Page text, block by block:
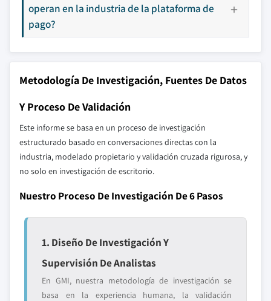
operan en la industria de la plataforma de
pago?
Metodología De Investigación, Fuentes De Datos
Y Proceso De Validación
Este informe se basa en un proceso de investigación
estructurado basado en conversaciones directas con la
industria, modelado propietario y validación cruzada rigurosa, y
no solo en investigación de escritorio.
Nuestro Proceso De Investigación De 6 Pasos
1. Diseño De Investigación Y
Supervisión De Analistas
En GMI, nuestra metodología de investigación se
basa en la experiencia humana, la validación